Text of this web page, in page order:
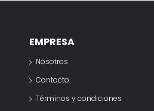
EMPRESA
Nosotros
Contacto
Términos y condiciones